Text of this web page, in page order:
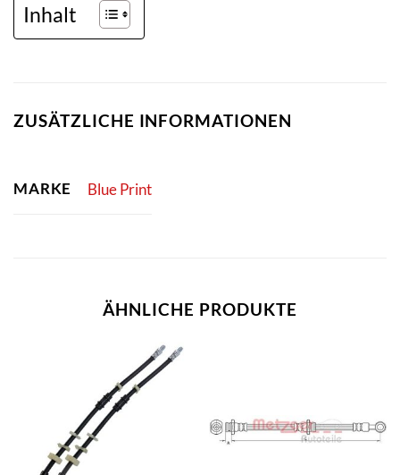
Inhalt
ZUSÄTZLICHE INFORMATIONEN
MARKE Blue Print
ÄHNLICHE PRODUKTE